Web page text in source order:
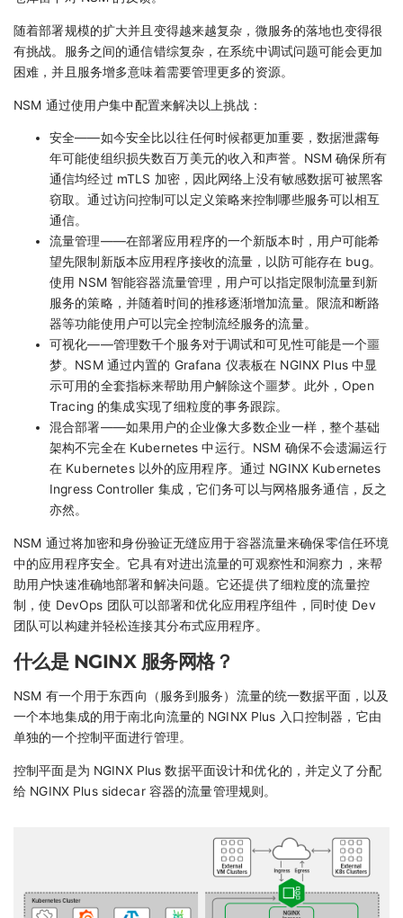
随着部署规模的扩大并且变得越来越复杂，微服务的落地也变得很
有挑战。服务之间的通信错综复杂，在系统中调试问题可能会更加
困难，并且服务增多意味着需要管理更多的资源。
NSM 通过使用户集中配置来解决以上挑战：
安全——如今安全比以往任何时候都更加重要，数据泄露每
年可能使组织损失数百万美元的收入和声誉。NSM 确保所有
通信均经过 mTLS 加密，因此网络上没有敏感数据可被黑客
窃取。通过访问控制可以定义策略来控制哪些服务可以相互
通信。
流量管理——在部署应用程序的一个新版本时，用户可能希
望先限制新版本应用程序接收的流量，以防可能存在 bug。
使用 NSM 智能容器流量管理，用户可以指定限制流量到新
服务的策略，并随着时间的推移逐渐增加流量。限流和断路
器等功能使用户可以完全控制流经服务的流量。
可视化——管理数千个服务对于调试和可见性可能是一个噩
梦。NSM 通过内置的 Grafana 仪表板在 NGINX Plus 中显
示可用的全套指标来帮助用户解除这个噩梦。此外，Open
Tracing 的集成实现了细粒度的事务跟踪。
混合部署——如果用户的企业像大多数企业一样，整个基础
架构不完全在 Kubernetes 中运行。NSM 确保不会遗漏运行
在 Kubernetes 以外的应用程序。通过 NGINX Kubernetes
Ingress Controller 集成，它们务可以与网格服务通信，反之
亦然。
NSM 通过将加密和身份验证无缝应用于容器流量来确保零信任环境
中的应用程序安全。它具有对进出流量的可观察性和洞察力，来帮
助用户快速准确地部署和解决问题。它还提供了细粒度的流量控
制，使 DevOps 团队可以部署和优化应用程序组件，同时使 Dev
团队可以构建并轻松连接其分布式应用程序。
什么是 NGINX 服务网格？
NSM 有一个用于东西向（服务到服务）流量的统一数据平面，以及
一个本地集成的用于南北向流量的 NGINX Plus 入口控制器，它由
单独的一个控制平面进行管理。
控制平面是为 NGINX Plus 数据平面设计和优化的，并定义了分配
给 NGINX Plus sidecar 容器的流量管理规则。